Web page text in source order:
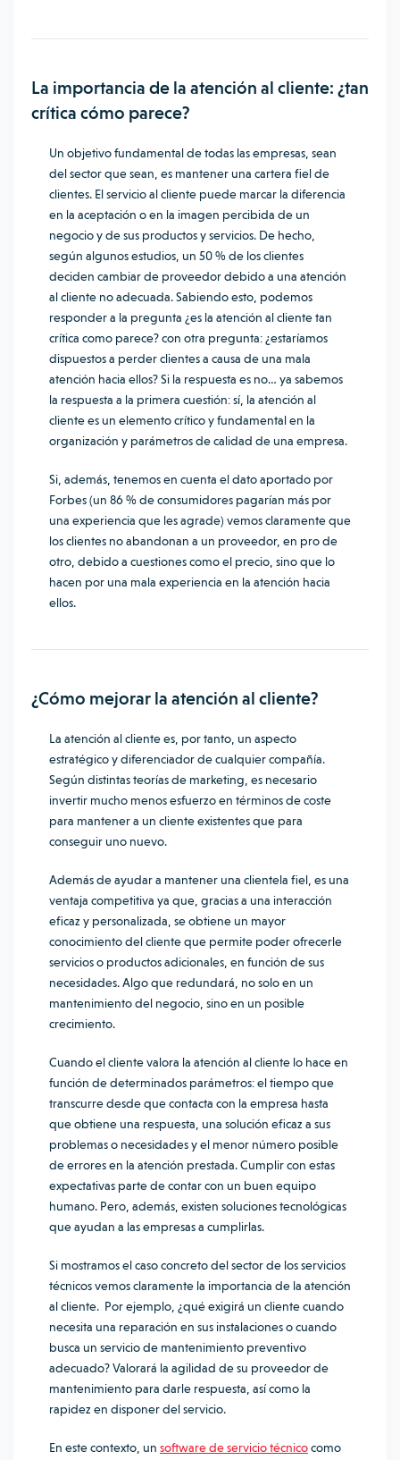
La importancia de la atención al cliente: ¿tan
crítica cómo parece?
Un objetivo fundamental de todas las empresas, sean
del sector que sean, es mantener una cartera fiel de
clientes. Elservicio al cliente puede marcar la diferencia
en la aceptación o en la imagen percibida de un
negocio y de sus productos y servicios. De hecho,
según algunos estudios, un 50 % de los clientes
deciden cambiar de proveedor debido a una atención
al cliente no adecuada. Sabiendo esto, podemos
responder a la pregunta ¿es la atención al cliente tan
crítica como parece? con otra pregunta: ¿estaríamos
dispuestos a perder clientes a causa de una mala
atención hacia ellos? Si la respuesta es no… ya sabemos
la respuesta a la primera cuestión: sí, la atención al
cliente es un elemento crítico y fundamental en la
organización y parámetros de calidad de una empresa.
Si, además, tenemos en cuenta el dato aportado por
Forbes (un 86 % de consumidores pagarían más por
una experiencia que les agrade) vemos claramente que
los clientes no abandonan a un proveedor, en pro de
otro, debido a cuestiones como el precio, sino que lo
hacen por una mala experiencia en la atención hacia
ellos.
¿Cómo mejorar la atención al cliente?
La atención al cliente es, por tanto, un aspecto
estratégico y diferenciador de cualquier compañía.
Según distintas teorías de marketing, es necesario
invertir mucho menos esfuerzo en términos de coste
para mantener a un cliente existentes que para
conseguir uno nuevo.
Además de ayudar a mantener una clientela fiel, es una
ventaja competitiva ya que, gracias a una interacción
eficaz y personalizada, se obtiene un mayor
conocimiento del cliente que permite poder ofrecerle
servicios o productos adicionales, en función de sus
necesidades. Algo que redundará, no solo en un
mantenimiento del negocio, sino en un posible
crecimiento.
Cuando el cliente valora la atención al cliente lo hace en
función de determinados parámetros: el tiempo que
transcurre desde que contacta con la empresa hasta
que obtiene una respuesta, una solución eficaz a sus
problemas o necesidades y el menor número posible
de errores en la atención prestada. Cumplir con estas
expectativas parte de contar con un buen equipo
humano. Pero, además, existen soluciones tecnológicas
que ayudan a las empresas a cumplirlas.
Si mostramos el caso concreto del sector de los servicios
técnicos vemos claramente la importancia de la atención
al cliente. Por ejemplo, ¿qué exigirá un cliente cuando
necesita una reparación en sus instalaciones o cuando
busca un servicio de mantenimiento preventivo
adecuado? Valorará la agilidad de su proveedor de
mantenimiento para darle respuesta, así como la
rapidez en disponer del servicio.
En este contexto, un software de servicio técnicocomo